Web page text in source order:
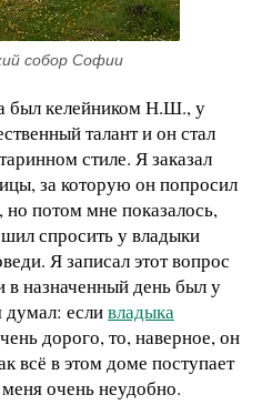
собор Софии
был келейником Н.Ш., у
талант и он стал
стиле. Я заказал
за которую он попросил
но потом мне показалось,
спросить у владыки
Я записал этот вопрос
в назначенный день был у
думал: есливладыка
дорого, то, наверное, он
всё в этом доме поступает
очень неудобно.